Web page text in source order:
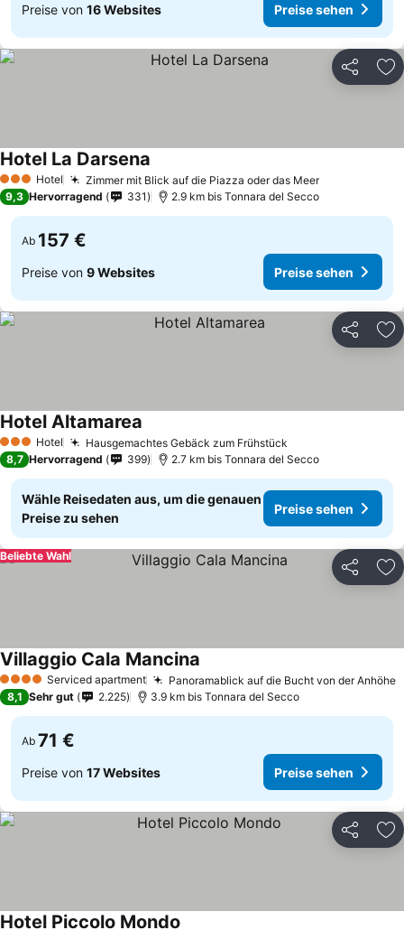
Preise von 16 Websites Preise sehen
Teilen
3 SterneHotel Zimmer mit Blick auf die Piazza oder das Meer
Hotel La Darsena
9,3 Hervorragend 331 2.9 km bis Tonnara del Secco
Ab 157 €
Preise von 9 Websites Preise sehen
Teilen
3 SterneHotel Hausgemachtes Gebäck zum Frühstück
Hotel Altamarea
8,7 Hervorragend 399 2.7 km bis Tonnara del Secco
Wähle Reisedaten aus, um die genauen
Preise zu sehen
Preise sehen
Teilen
Beliebte Wahl
4 Sterne Serviced apartment Panoramablick auf die Bucht von der Anhöhe
Villaggio Cala Mancina
8,1 Sehr gut 2.225 3.9 km bis Tonnara del Secco
Ab 71 €
Preise von 17 Websites Preise sehen
Teilen
Hotel Piccolo Mondo